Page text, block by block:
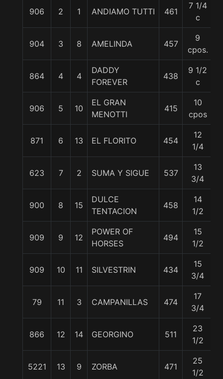
906 2 1 ANDIAMO TUTTI 461
7 1/4
c
904 3 8 AMELINDA 457
9
cpos.
864 4 4
DADDY
FOREVER
438
9 1/2
c
906 5 10
EL GRAN
MENOTTI
415
10
cpos
871 6 13 EL FLORITO 454
12
1/4
623 7 2 SUMA Y SIGUE 537
13
3/4
900 8 15
DULCE
TENTACION
458
14
1/2
909 9 12
POWER OF
HORSES
494
15
1/2
909 10 11 SILVESTRIN 434
15
3/4
79 11 3 CAMPANILLAS 474
17
3/4
866 12 14 GEORGINO 511
23
1/2
5221 13 9 ZORBA 471
25
1/2